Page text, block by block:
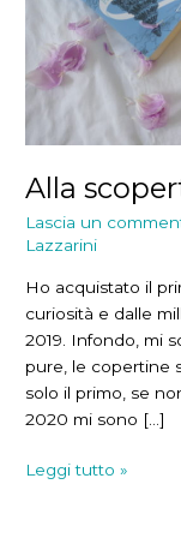
Alla
Lascia un
Lazzarini
Ho acquistato il
curiosità e dalle
2019. Infondo, mi
pure, le copertine
solo il primo, se
2020 mi sono […]
Alla
Leggi tutto »